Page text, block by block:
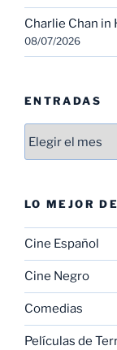
Charlie Chan in
08/07/2026
ENTRADAS
LO MEJOR
Cine Español
Cine Negro
Comedias
Películas de